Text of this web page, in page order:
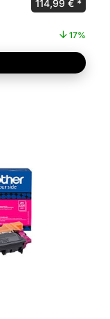
Ursprünglicher
114,99 €
17%